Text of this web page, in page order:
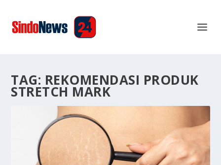
TAG: REKOMENDASI PRODUK
STRETCH MARK